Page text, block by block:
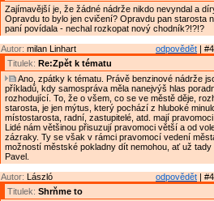
Zajímavější je, že žádné nádrže nikdo nevyndal a
Opravdu to bylo jen cvičení? Opravdu pan starosta
paní povídala - nechal rozkopat nový chodník?!?!?
odpovědět |
Autor: milan Linhart
Titulek: Re:Zpět k tématu
Ano, zpátky k tématu. Právě benzinové nádrže
příkladů, kdy samospráva měla nanejvýš hlas
rozhodující. To, že o všem, co se ve městě děje,
starosta, je jen mýtus, který pochází z hluboké
místostarosta, radní, zastupitelé, atd. mají
Lidé nám většinou přisuzují pravomoci větší a od
zázraky. Ty se však v rámci pravomocí vedení
možností městské pokladny dít nemohou, ať už tady
Pavel.
odpovědět |
Autor: László
Titulek: Shrňme to